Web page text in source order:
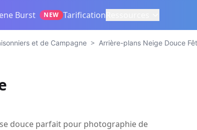
Burst NEW Tarification
et de Campagne > Arrière-plans Neige Douce
douce parfait pour photographie de